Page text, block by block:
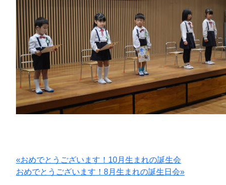
«おめでとうございます！10月生まれの誕生会
おめでとうございます！8月生まれの誕生日会»